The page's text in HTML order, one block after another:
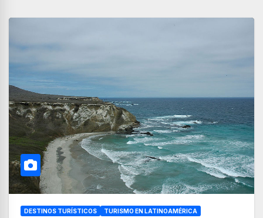
DESTINOS TURÍSTICOS TURISMO EN LATINOAMÉRICA